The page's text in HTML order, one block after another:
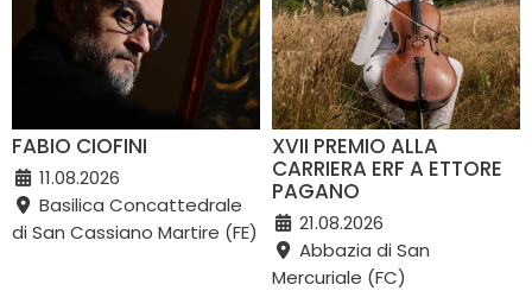
FABIO CIOFINI
11.08.2026
Basilica Concattedrale
di San Cassiano Martire (FE)
XVII PREMIO ALLA
CARRIERA ERF A ETTORE
PAGANO
21.08.2026
Abbazia di San
Mercuriale (FC)